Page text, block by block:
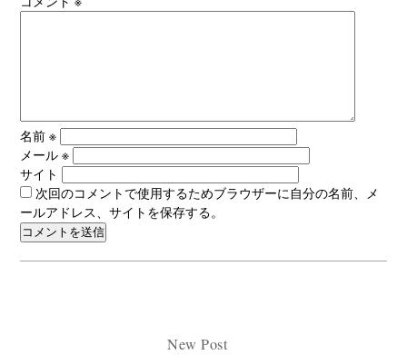
名前※
メール※
サイト
次回のコメントで使用するためブラウザーに自分の名前、メ
ールアドレス、サイトを保存する。
New Post